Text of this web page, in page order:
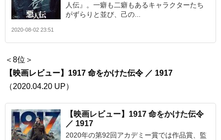
人伝』。一癖も二癖もあるキャラクターたち
がずらりと並び、己の...
2020-08-02 23:51
＜8位＞
【映画レビュー】1917 命をかけた伝令 ／ 1917
（2020.04.20 UP）
【映画レビュー】1917 命をかけた伝令
／ 1917
2020年の第92回アカデミー賞では作品賞、監